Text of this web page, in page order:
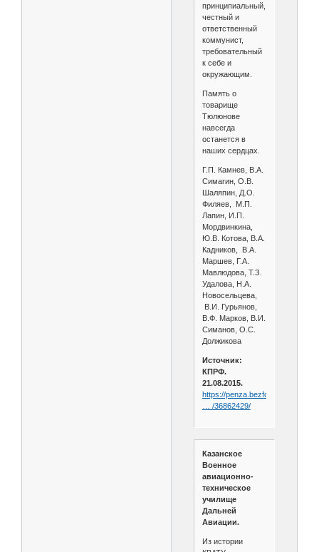
принципиальный,
честный и
ответственный
коммунист,
требовательный
к себе и
окружающим.
Память о
товарище
Тюлюнове
навсегда
останется в
наших сердцах.
Г.П. Камнев, В.А.
Симагин, О.В.
Шаляпин, Д.О.
Филяев, М.П.
Лапин, И.П.
Мордвинкина,
Ю.В. Котова, В.А.
Кадников, В.А.
Маршев, Г.А.
Мавлюдова, Т.З.
Удалова, Н.А.
Новосельцева,
В.И. Гурьянов,
В.Ф. Марков, В.И.
Симанов, О.С.
Должикова
Источник:
КПРФ.
21.08.2015.
https://penza.bezformata.com/
… /36862429/
Казанское
Военное
авиационно-
техническое
училище
Дальней
Авиации.
Из истории